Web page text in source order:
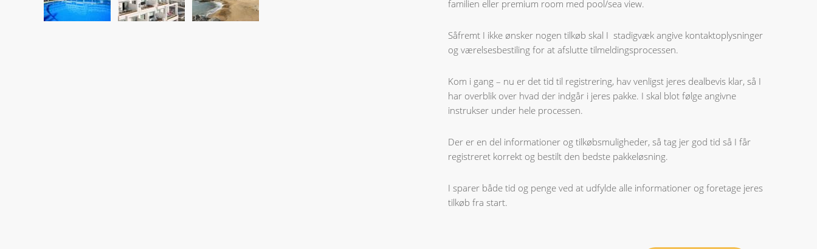
familien eller premium room med pool/sea view.
Såfremt I ikke ønsker nogen tilkøb skal I stadigvæk angive kontaktoplysninger
og værelsesbestiling for at afslutte tilmeldingsprocessen.
Kom i gang – nu er det tid til registrering, hav venligst jeres dealbevis klar, så I
har overblik over hvad der indgår i jeres pakke. I skal blot følge angivne
instrukser under hele processen.
Der er en del informationer og tilkøbsmuligheder, så tag jer god tid så I får
registreret korrekt og bestilt den bedste pakkeløsning.
I sparer både tid og penge ved at udfylde alle informationer og foretage jeres
tilkøb fra start.